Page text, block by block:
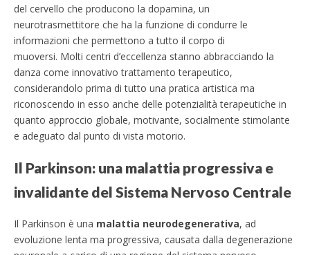
del cervello che producono la dopamina, un
neurotrasmettitore che ha la funzione di condurre le
informazioni che permettono a tutto il corpo di
muoversi. Molti centri d’eccellenza stanno abbracciando la
danza come innovativo trattamento terapeutico,
considerandolo prima di tutto una pratica artistica ma
riconoscendo in esso anche delle potenzialità terapeutiche in
quanto approccio globale, motivante, socialmente stimolante
e adeguato dal punto di vista motorio.
Il Parkinson: una malattia progressiva e
invalidante del Sistema Nervoso Centrale
Il Parkinson è una malattia neurodegenerativa, ad
evoluzione lenta ma progressiva, causata dalla degenerazione